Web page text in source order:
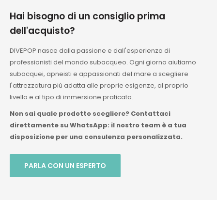
Hai bisogno di un consiglio prima
dell'acquisto?
DIVEPOP nasce dalla passione e dall'esperienza di
professionisti del mondo subacqueo. Ogni giorno aiutiamo
subacquei, apneisti e appassionati del mare a scegliere
l'attrezzatura più adatta alle proprie esigenze, al proprio
livello e al tipo di immersione praticata.
Non sai quale prodotto scegliere? Contattaci
direttamente su WhatsApp: il nostro team è a tua
disposizione per una consulenza personalizzata.
PARLA CON UN ESPERTO